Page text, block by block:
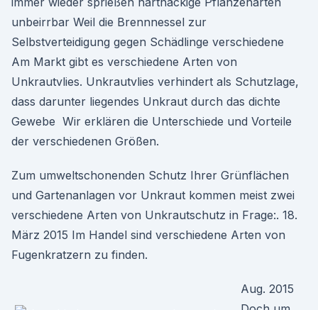
unbeirrbar Weil die Brennnessel zur
Selbstverteidigung gegen Schädlinge verschiedene
Am Markt gibt es verschiedene Arten von
Unkrautvlies. Unkrautvlies verhindert als Schutzlage,
dass darunter liegendes Unkraut durch das dichte
Gewebe Wir erklären die Unterschiede und Vorteile
der verschiedenen Größen.
Zum umweltschonenden Schutz Ihrer Grünflächen
und Gartenanlagen vor Unkraut kommen meist zwei
verschiedene Arten von Unkrautschutz in Frage:. 18.
März 2015 Im Handel sind verschiedene Arten von
Fugenkratzern zu finden.
Aug. 2015